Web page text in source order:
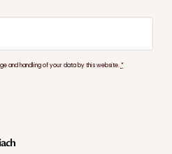
and handling of your data by this website.*